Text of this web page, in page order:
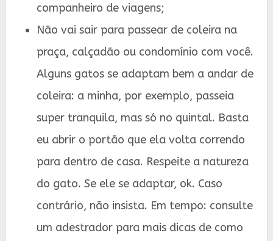
companheiro de viagens;
Não vai sair para passear de coleira na
praça, calçadão ou condomínio com você.
Alguns gatos se adaptam bem a andar de
coleira: a minha, por exemplo, passeia
super tranquila, mas só no quintal. Basta
eu abrir o portão que ela volta correndo
para dentro de casa. Respeite a natureza
do gato. Se ele se adaptar, ok. Caso
contrário, não insista. Em tempo: consulte
um adestrador para mais dicas de como